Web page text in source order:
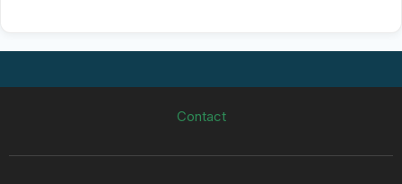
Contact